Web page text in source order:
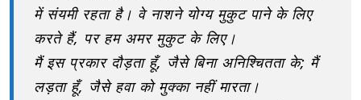
में संयमी रहता है। वे नाशने योग्य मुकुट पाने के लिए
करते हैं, पर हम अमर मुकुट के लिए।
मैं इस प्रकार दौड़ता हूँ, जैसे बिना अनिश्चितता के; मैं
लड़ता हूँ, जैसे हवा को मुक्का नहीं मारता।